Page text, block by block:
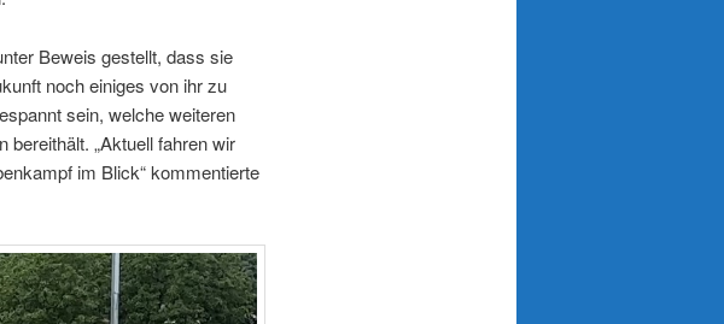
Beweis gestellt, dass sie
noch einiges von ihr zu
sein, welche weiteren
bereithält. „Aktuell fahren wir
im Blick“ kommentierte